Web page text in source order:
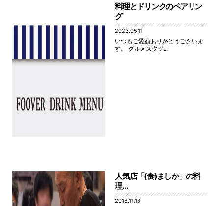
料理とドリンクのペアリン
グ
2023.05.11
いつもご愛顧ありがとうございま
す。 グルメスタジ...
人気店「(食)ましか」の料
理...
2018.11.13